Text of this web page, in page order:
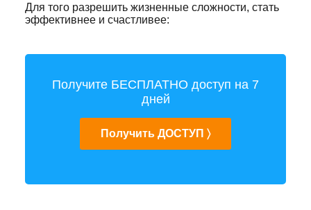
Для того разрешить жизненные сложности, стать
эффективнее и счастливее:
Получите БЕСПЛАТНО доступ на 7
дней
Получить ДОСТУП 〉